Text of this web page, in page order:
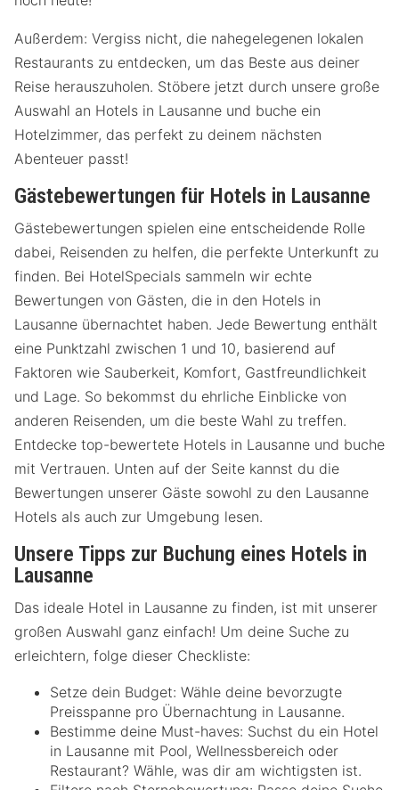
Außerdem: Vergiss nicht, die nahegelegenen lokalen
Restaurants zu entdecken, um das Beste aus deiner
Reise herauszuholen. Stöbere jetzt durch unsere große
Auswahl an Hotels in Lausanne und buche ein
Hotelzimmer, das perfekt zu deinem nächsten
Abenteuer passt!
Gästebewertungen für Hotels in Lausanne
Gästebewertungen spielen eine entscheidende Rolle
dabei, Reisenden zu helfen, die perfekte Unterkunft zu
finden. Bei HotelSpecials sammeln wir echte
Bewertungen von Gästen, die in den Hotels in
Lausanne übernachtet haben. Jede Bewertung enthält
eine Punktzahl zwischen 1 und 10, basierend auf
Faktoren wie Sauberkeit, Komfort, Gastfreundlichkeit
und Lage. So bekommst du ehrliche Einblicke von
anderen Reisenden, um die beste Wahl zu treffen.
Entdecke top-bewertete Hotels in Lausanne und buche
mit Vertrauen. Unten auf der Seite kannst du die
Bewertungen unserer Gäste sowohl zu den Lausanne
Hotels als auch zur Umgebung lesen.
Unsere Tipps zur Buchung eines Hotels in
Lausanne
Das ideale Hotel in Lausanne zu finden, ist mit unserer
großen Auswahl ganz einfach! Um deine Suche zu
erleichtern, folge dieser Checkliste:
Setze dein Budget: Wähle deine bevorzugte
Preisspanne pro Übernachtung in Lausanne.
Bestimme deine Must-haves: Suchst du ein Hotel
in Lausanne mit Pool, Wellnessbereich oder
Restaurant? Wähle, was dir am wichtigsten ist.